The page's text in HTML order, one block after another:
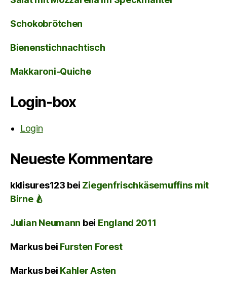
Schokobrötchen
Bienenstichnachtisch
Makkaroni-Quiche
Login-box
Login
Neueste Kommentare
kklisures123 bei Ziegenfrischkäsemuffins mit
Birne 🍐
Julian Neumann bei England 2011
Markusbei Fursten Forest
Markusbei Kahler Asten